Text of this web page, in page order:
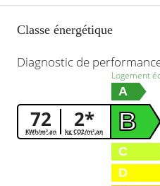
Classe énergétique
Diagnostic de
72
KWh/m².an 2*
kg CO2/m².an
Logement
A
B
C
D